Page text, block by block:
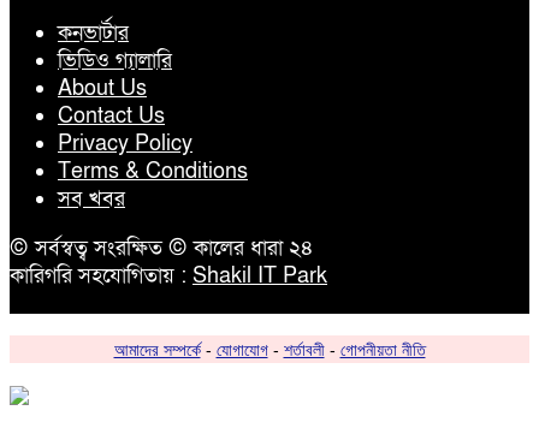
কনভার্টার
ভিডিও গ্যালারি
About Us
Contact Us
Privacy Policy
Terms & Conditions
সব খবর
© সর্বস্বত্ব সংরক্ষিত © কালের ধারা ২৪
কারিগরি সহযোগিতায় : Shakil IT Park
আমাদের সম্পর্কে- যোগাযোগ- শর্তাবলী- গোপনীয়তা নীতি